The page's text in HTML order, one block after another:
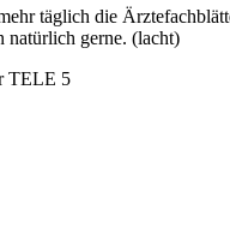
täglich die
natürlich gerne. (lacht)
TELE 5